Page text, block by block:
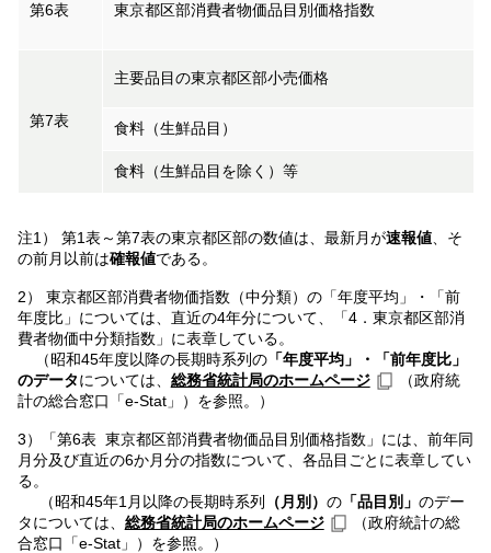
第6表 東京都区部消費者物価品目別価格指数
第7表
主要品目の東京都区部小売価格
食料（生鮮品目）
食料（生鮮品目を除く）等
注1） 第1表～第7表の東京都区部の数値は、最新月が速報値、そ
の前月以前は確報値である。
2） 東京都区部消費者物価指数（中分類）の「年度平均」・「前
年度比」については、直近の4年分について、「4．東京都区部消
費者物価中分類指数」に表章している。
（昭和45年度以降の長期時系列の「年度平均」・「前年度比」
のデータについては、 総務省統計局のホームページ
（政府統
計の総合窓口「e-Stat」）を参照。）
3）「第6表 東京都区部消費者物価品目別価格指数」には、前年同
月分及び直近の6か月分の指数について、各品目ごとに表章してい
る。
（昭和45年1月以降の長期時系列
（月別） の「品目別」 のデー
タについては、 総務省統計局のホームページ
（政府統計の総
合窓口「e-Stat」）を参照。）